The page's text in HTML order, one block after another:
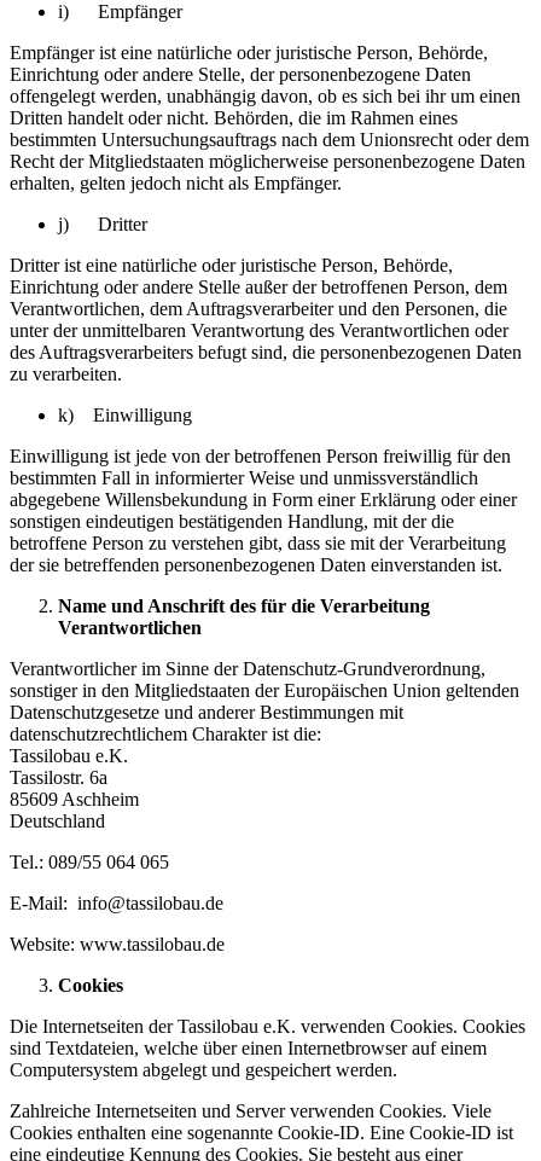
i) Empfänger
Empfänger ist eine natürliche oder juristische Person, Behörde,
Einrichtung oder andere Stelle, der personenbezogene Daten
offengelegt werden, unabhängig davon, ob es sich bei ihr um einen
Dritten handelt oder nicht. Behörden, die im Rahmen eines
bestimmten Untersuchungsauftrags nach dem Unionsrecht oder dem
Recht der Mitgliedstaaten möglicherweise personenbezogene Daten
erhalten, gelten jedoch nicht als Empfänger.
j) Dritter
Dritter ist eine natürliche oder juristische Person, Behörde,
Einrichtung oder andere Stelle außer der betroffenen Person, dem
Verantwortlichen, dem Auftragsverarbeiter und den Personen, die
unter der unmittelbaren Verantwortung des Verantwortlichen oder
des Auftragsverarbeiters befugt sind, die personenbezogenen Daten
zu verarbeiten.
k) Einwilligung
Einwilligung ist jede von der betroffenen Person freiwillig für den
bestimmten Fall in informierter Weise und unmissverständlich
abgegebene Willensbekundung in Form einer Erklärung oder einer
sonstigen eindeutigen bestätigenden Handlung, mit der die
betroffene Person zu verstehen gibt, dass sie mit der Verarbeitung
der sie betreffenden personenbezogenen Daten einverstanden ist.
Name und Anschrift des für die Verarbeitung
Verantwortlichen
Verantwortlicher im Sinne der Datenschutz-Grundverordnung,
sonstiger in den Mitgliedstaaten der Europäischen Union geltenden
Datenschutzgesetze und anderer Bestimmungen mit
datenschutzrechtlichem Charakter ist die:
Tassilobau e.K.
Tassilostr. 6a
85609 Aschheim
Deutschland
Tel.: 089/55 064 065
E-Mail: info@tassilobau.de
Website: www.tassilobau.de
Cookies
Die Internetseiten der Tassilobau e.K. verwenden Cookies. Cookies
sind Textdateien, welche über einen Internetbrowser auf einem
Computersystem abgelegt und gespeichert werden.
Zahlreiche Internetseiten und Server verwenden Cookies. Viele
Cookies enthalten eine sogenannte Cookie-ID. Eine Cookie-ID ist
eine eindeutige Kennung des Cookies. Sie besteht aus einer